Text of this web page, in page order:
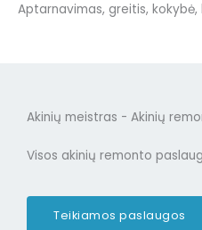
Aptarnavimas, greitis,
Akinių meistras - Akinių
Visos akinių remonto
Teikiamos paslaugos